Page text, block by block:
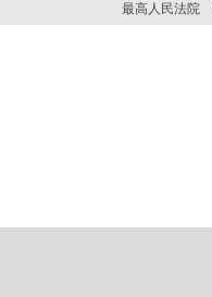
最高人民法院